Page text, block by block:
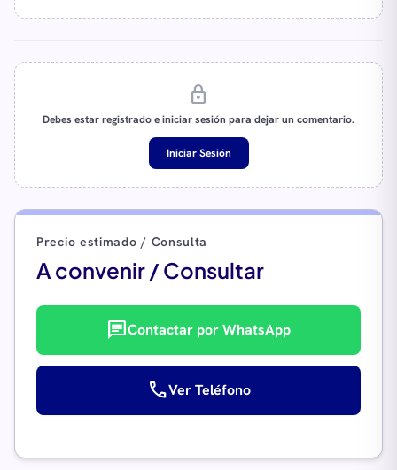
lock
Debes estar registrado e iniciar sesión para dejar un comentario.
Iniciar Sesión
Precio estimado / Consulta
A convenir / Consultar
chatContactar por WhatsApp
callVer Teléfono